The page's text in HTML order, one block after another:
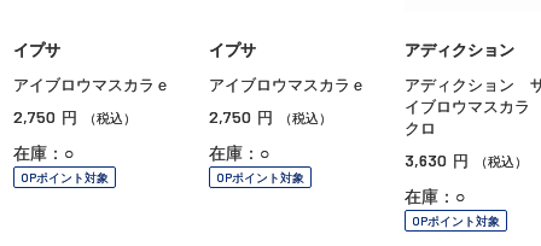
イプサ
アイブロウマスカラｅ
2,750 円 （税込）
在庫：○
OPポイント対象
イプサ
アイブロウマスカラｅ
2,750 円 （税込）
在庫：○
OPポイント対象
アディクション
アディクション
イブロウマスカ
クロ
3,630 円 （税込）
在庫：○
OPポイント対象